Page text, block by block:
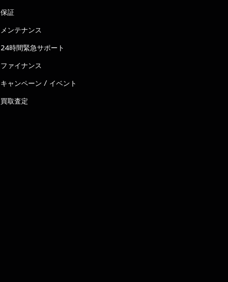
保証
メンテナンス
24時間緊急サポート
ファイナンス
キャンペーン / イベント
買取査定